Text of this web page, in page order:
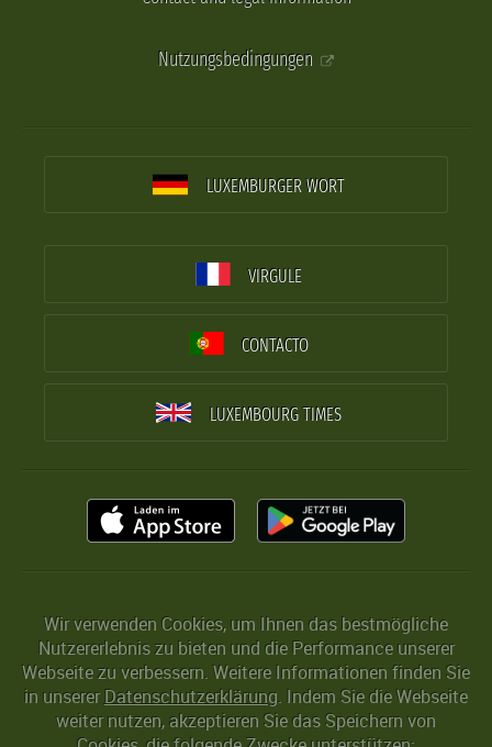
Nutzungsbedingungen
LUXEMBURGER WORT
VIRGULE
CONTACTO
LUXEMBOURG TIMES
Wir verwenden Cookies, um Ihnen das bestmögliche
Nutzererlebnis zu bieten und die Performance unserer
Webseite zu verbessern. Weitere Informationen finden Sie
in unserer Datenschutzerklärung. Indem Sie die Webseite
weiter nutzen, akzeptieren Sie das Speichern von